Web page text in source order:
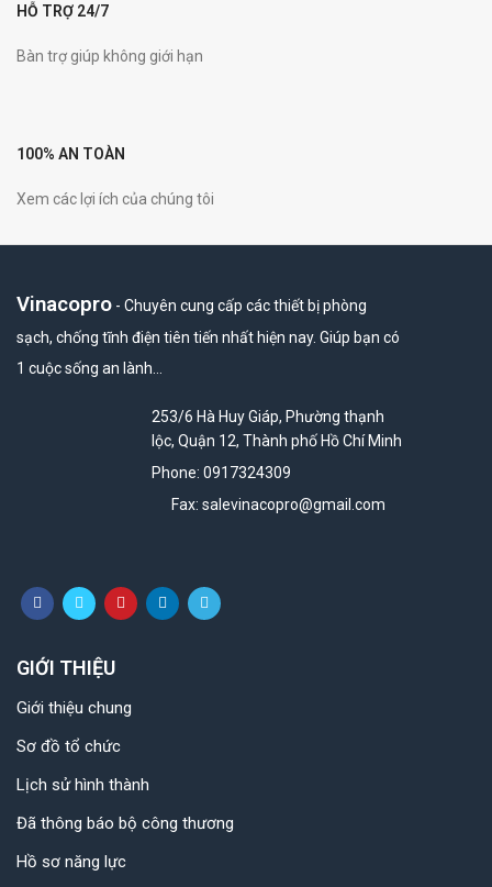
HỖ TRỢ 24/7
Bàn trợ giúp không giới hạn
100% AN TOÀN
Xem các lợi ích của chúng tôi
Vinacopro - Chuyên cung cấp các thiết bị phòng
sạch, chống tĩnh điện tiên tiến nhất hiện nay. Giúp bạn có
1 cuộc sống an lành…
253/6 Hà Huy Giáp, Phường thạnh
lộc, Quận 12, Thành phố Hồ Chí Minh
Phone: 0917324309
Fax: salevinacopro@gmail.com
GIỚI THIỆU
Giới thiệu chung
Sơ đồ tổ chức
Lịch sử hình thành
Đã thông báo bộ công thương
Hồ sơ năng lực